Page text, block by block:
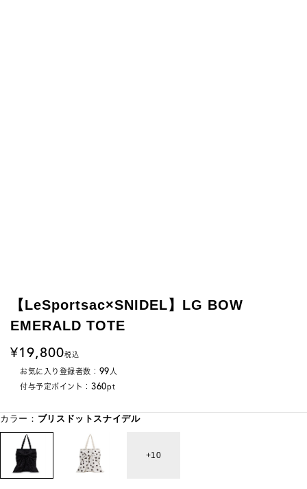
【LeSportsac×SNIDEL】LG BOW
EMERALD TOTE
19,800税込
お気に入り登録者数： 99人
付与予定ポイント： 360pt
カラー： ブリスドットスナイデル
10